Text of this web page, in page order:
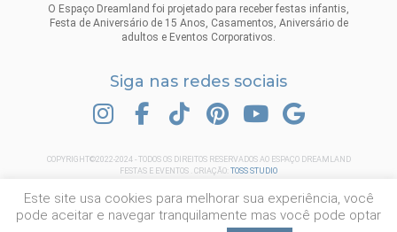
O Espaço Dreamland foi projetado para receber festas infantis,
Festa de Aniversário de 15 Anos, Casamentos, Aniversário de
adultos e Eventos Corporativos.
Siga nas redes sociais
INSTAGRAMFACEBOOKTIK TOK PINTERESTYOUTUBE
COPYRIGHT©2022-2024 - TODOS OS DIREITOS RESERVADOS AO ESPAÇO DREAMLAND
FESTAS E EVENTOS . CRIAÇÃO:TOSS STUDIO
Este site usa cookies para melhorar sua experiência, você
pode aceitar e navegar tranquilamente mas você pode optar